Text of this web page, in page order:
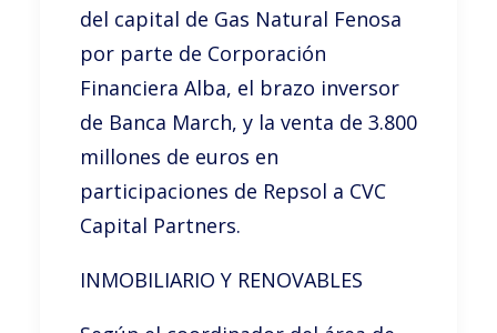
del capital de Gas Natural Fenosa
por parte de Corporación
Financiera Alba, el brazo inversor
de Banca March, y la venta de 3.800
millones de euros en
participaciones de Repsol a CVC
Capital Partners.
INMOBILIARIO Y RENOVABLES